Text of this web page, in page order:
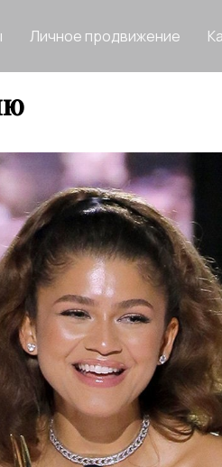
Личное продвижение